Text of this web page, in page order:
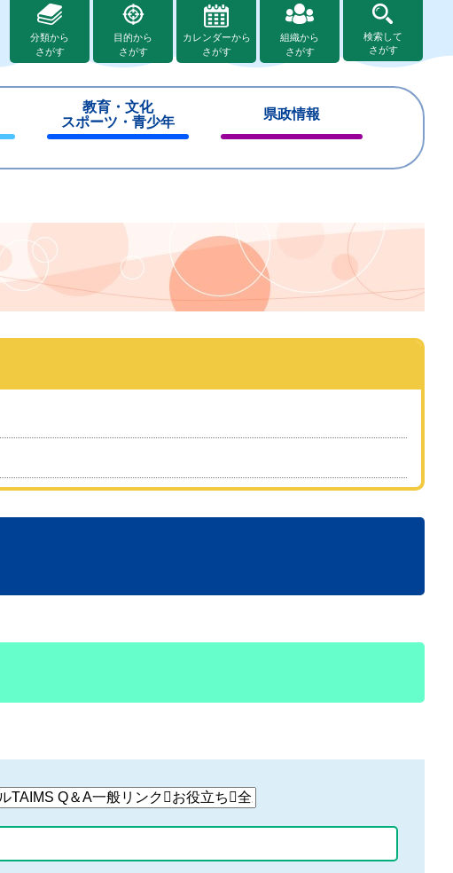
分類から
さがす
目的から
さがす
カレンダーから
さがす
組織から
さがす
検索して
さがす
教育・文化
スポーツ・青少年
じ
県政情報
じ